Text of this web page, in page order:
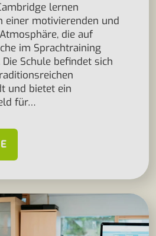
lernen
einer motivierenden und
die auf
im Sprachtraining
Schule befindet sich
und bietet ein
für…